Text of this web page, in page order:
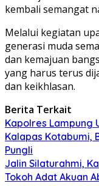
kembali semangat
Melalui kegiatan
generasi muda
dan kemajuan
yang harus terus
dan keikhlasan.
Berita Terkait
Kapolres Lampung
Kalapas Kotabumi,
Pungli
Jalin Silaturahmi,
Tokoh Adat Akuan